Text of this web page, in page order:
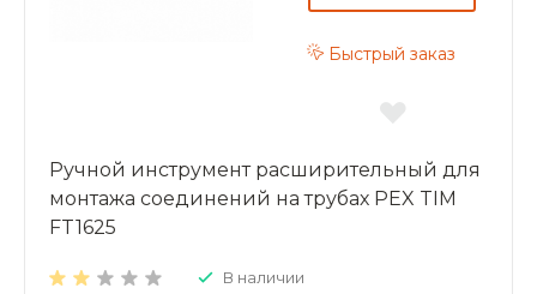
Быстрый заказ
Ручной инструмент расширительный для
монтажа соединений на трубах PEX TIM
FT1625
В наличии